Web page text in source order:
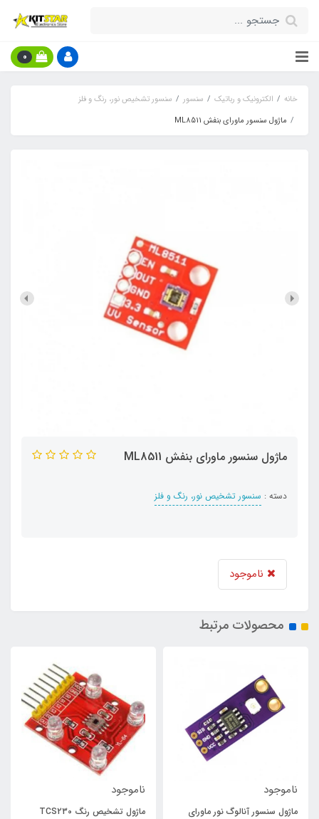
0
خانه الکترونیک و رباتیک سنسور
سنسور تشخیص نور، رنگ و فلز
ماژول سنسور ماورای بنفش ML8511
ماژول سنسور ماورای بنفش ML8511
دسته : سنسور تشخیص نور، رنگ و فلز
ناموجود
محصولات مرتبط
ناموجود
ماژول سنسور آنالوگ نور ماورای
ناموجود
ماژول تشخیص رنگ TCS230